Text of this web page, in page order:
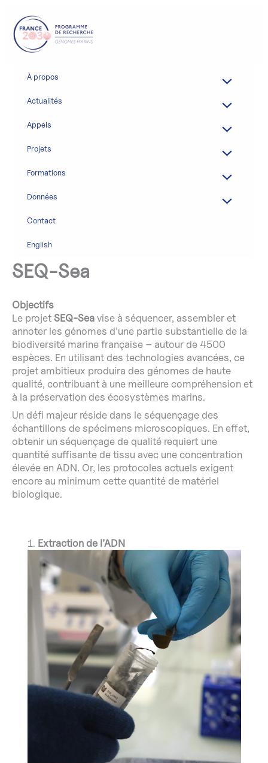
contenu
À propos
Actualités
Appels
Projets
Formations
Données
Contact
English
SEQ-Sea
Objectifs
Le projet SEQ-Sea vise à séquencer, assembler et
annoter les génomes d’une partie substantielle de la
biodiversité marine française – autour de 4500
espèces. En utilisant des technologies avancées, ce
projet ambitieux produira des génomes de haute
qualité, contribuant à une meilleure compréhension et
à la préservation des écosystèmes marins.
Un défi majeur réside dans le séquençage des
échantillons de spécimens microscopiques. En effet,
obtenir un séquençage de qualité requiert une
quantité suffisante de tissu avec une concentration
élevée en ADN. Or, les protocoles actuels exigent
encore au minimum cette quantité de matériel
biologique.
1. Extraction de l’ADN